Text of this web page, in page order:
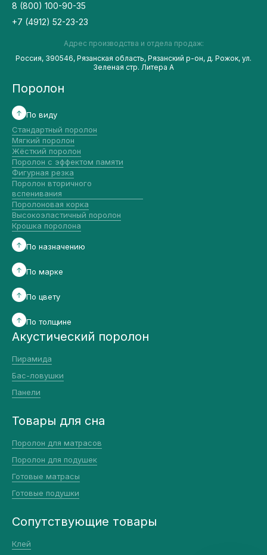
8 (800) 100-90-35
+7 (4912) 52-23-23
Адрес производства и отдела продаж:
Россия, 390546, Рязанская область, Рязанский р-он, д. Рожок, ул.
Зеленая стр. Литера А
Поролон
По виду
Стандартный поролон
Мягкий поролон
Жёсткий поролон
Поролон с эффектом памяти
Фигурная резка
Поролон вторичного
вспенивания
Поролоновая корка
Высокоэластичный поролон
Крошка поролона
По назначению
По марке
По цвету
По толщине
Акустический поролон
Пирамида
Бас-ловушки
Панели
Товары для сна
Поролон для матрасов
Поролон для подушек
Готовые матрасы
Готовые подушки
Сопутствующие товары
Клей